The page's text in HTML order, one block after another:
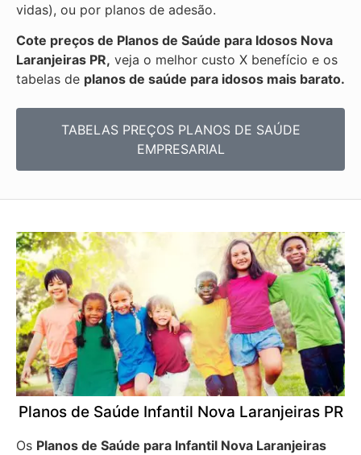
vidas), ou por planos de adesão.
Cote preços de Planos de Saúde para Idosos Nova
Laranjeiras PR, veja o melhor custo X benefício e os
tabelas de planos de saúde para idosos mais barato.
TABELAS PREÇOS PLANOS DE SAÚDE
EMPRESARIAL
Planos de Saúde Infantil Nova Laranjeiras PR
Os Planos de Saúde para Infantil Nova Laranjeiras